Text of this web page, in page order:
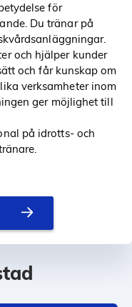
för
Du tränar på
och hjälper kunder
och får kunskap om
verksamheter inom
ger möjlighet till
på idrotts- och